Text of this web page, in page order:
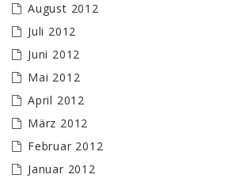
August 2012
Juli 2012
Juni 2012
Mai 2012
April 2012
März 2012
Februar 2012
Januar 2012